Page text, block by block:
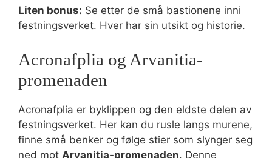
Liten bonus: Se etter de små bastionene inni
festningsverket. Hver har sin utsikt og historie.
Acronafplia og Arvanitia-
promenaden
Acronafplia er byklippen og den eldste delen av
festningsverket. Her kan du rusle langs murene,
finne små benker og følge stier som slynger seg
ned mot Arvanitia-promenaden. Denne